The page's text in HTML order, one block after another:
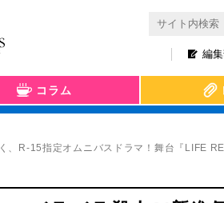
編
コラム
R-15指定オムニバスドラマ！舞台『LIFE